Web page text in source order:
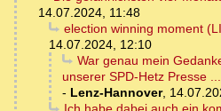
14.07.2024, 11:48
election winning moment
14.07.2024, 12:10
War genau mein
unserer SPD-Hetz Presse
- Lenz-Hannover,